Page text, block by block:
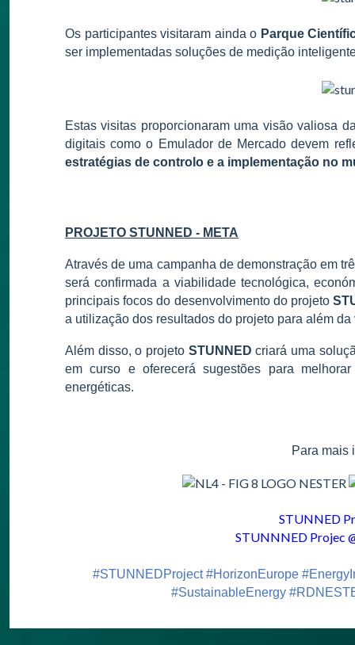
Os participantes visitaram ainda o Parque
ser implementadas soluções de medição
Estas visitas proporcionaram uma visão valiosa
digitais como o Emulador de Mercado devem
estratégias de controlo e a implementação no
PROJETO STUNNED - META
Através de uma campanha de demonstração em
será confirmada a viabilidade tecnológica,
principais focos do desenvolvimento do projeto
a utilização dos resultados do projeto para além da
Além disso, o projeto STUNNED criará uma
em curso e oferecerá sugestões para
energéticas.
Para mais
STUNNED
STUNNNED Projec
#STUNNEDProject #HorizonEurope
#SustainableEnergy